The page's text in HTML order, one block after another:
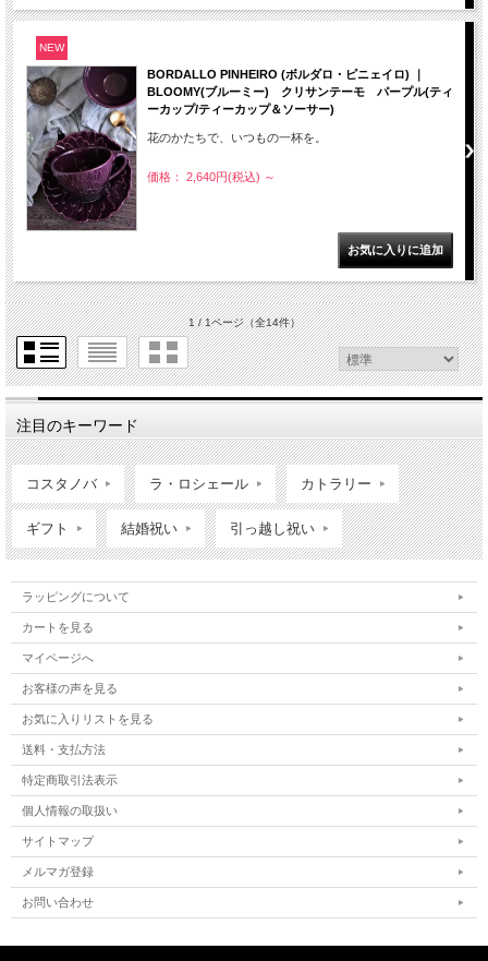
NEW
BORDALLO PINHEIRO (ボルダロ・ピニェイロ) ｜
BLOOMY(ブルーミー) クリサンテーモ パープル(ティ
ーカップ/ティーカップ＆ソーサー)
花のかたちで、いつもの一杯を。
価格： 2,640円(税込) ～
1 / 1ページ（全14件）
注目のキーワード
コスタノバ ラ・ロシェール カトラリー
ギフト 結婚祝い 引っ越し祝い
ラッピングについて
カートを見る
マイページへ
お客様の声を見る
お気に入りリストを見る
送料・支払方法
特定商取引法表示
個人情報の取扱い
サイトマップ
メルマガ登録
お問い合わせ